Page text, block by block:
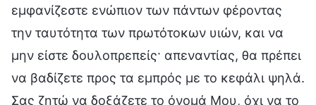
εμφανίζεστε ενώπιον των πάντων φέροντας
την ταυτότητα των πρωτότοκων υιών, και να
μην είστε δουλοπρεπείς· απεναντίας, θα πρέπει
να βαδίζετε προς τα εμπρός με το κεφάλι ψηλά.
Σας ζητώ να δοξάζετε το όνομά Μου, όχι να το